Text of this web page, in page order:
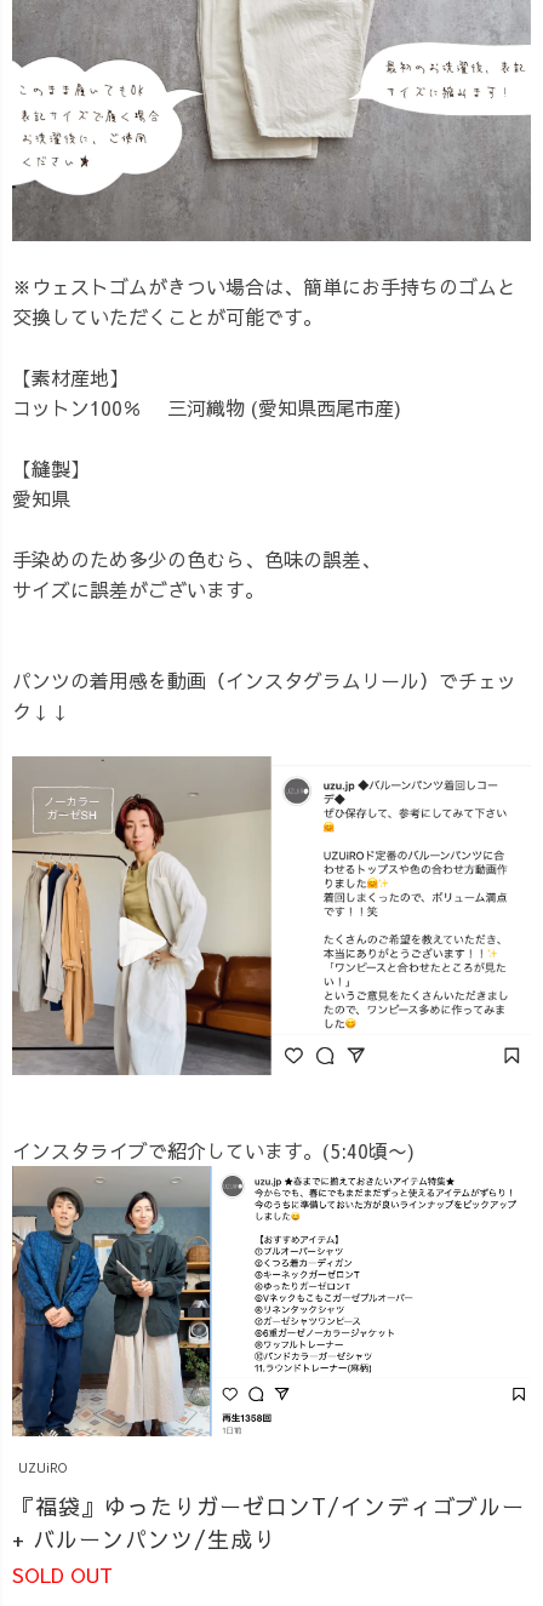
※ウェストゴムがきつい場合は、簡単にお手持ちのゴムと
交換していただくことが可能です。
【素材産地】
コットン100％ 三河織物 (愛知県西尾市産)
【縫製】
愛知県
手染めのため多少の色むら、色味の誤差、
サイズに誤差がございます。
パンツの着用感を動画（インスタグラムリール）でチェッ
ク↓↓
インスタライブで紹介しています。(5:40頃〜)
UZUiRO
『福袋』ゆったりガーゼロンT/インディゴブルー
+ バルーンパンツ/生成り
SOLD OUT